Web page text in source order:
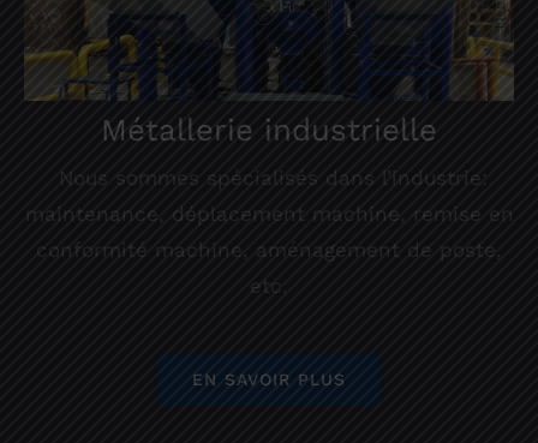
Métallerie industrielle
Nous sommes spécialisés dans l’industrie:
maintenance, déplacement machine, remise en
conformité machine, aménagement de poste,
etc.
EN SAVOIR PLUS